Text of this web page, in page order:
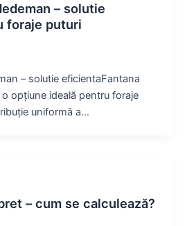
– solutie
foraje puturi
– solutie eficientaFantana
opțiune ideală pentru foraje
uniformă a…
– cum se calculează?